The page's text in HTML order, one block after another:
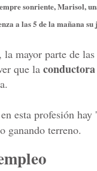
sonriente, Marisol,
a las 5 de la mañana
la mayor parte de
que la
esta profesión hay
ganando terreno.